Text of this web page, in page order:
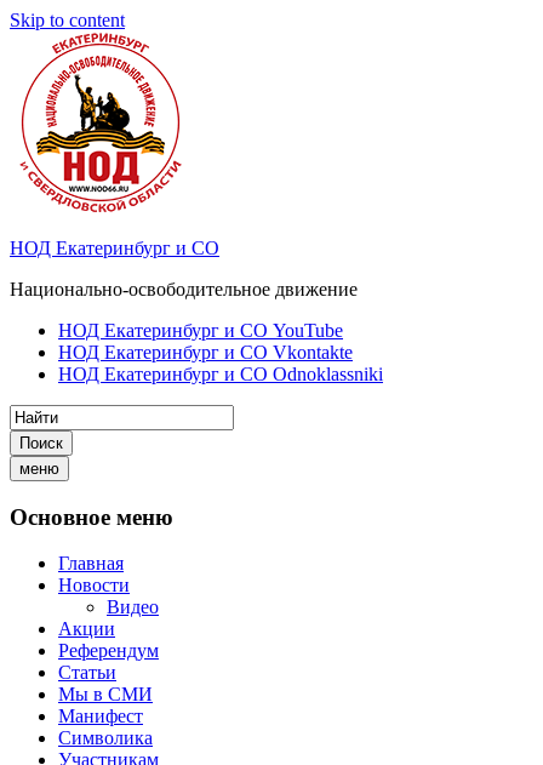
Skip to content
НОД Екатеринбург и СО
Национально-освободительное движение
НОД Екатеринбург и СО YouTube
НОД Екатеринбург и СО Vkontakte
НОД Екатеринбург и СО Odnoklassniki
Поиск
меню
Основное меню
Главная
Новости
Видео
Акции
Референдум
Статьи
Мы в СМИ
Манифест
Символика
Участникам